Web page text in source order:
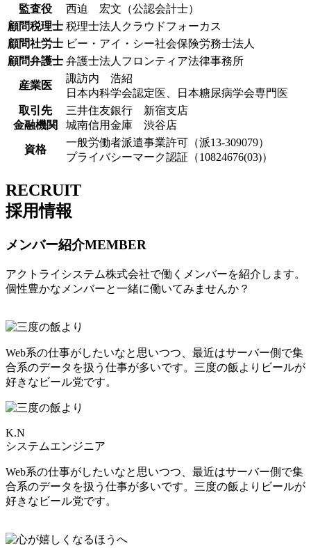
監査役
西迫 宏文（公認会計士）
顧問税理士 税理士法人クラウドフォーカス
顧問社労士 ビー・アイ・シー社会保険労務士法人
顧問弁護士 弁護士法人フロンティア法律事務所
産業医
諏訪内 浩紹
日本内科学会認定医、日本糖尿病学会専門医
取引先
金融機関
三井住友銀行 新宿支店
城南信用金庫 渋谷店
資格
一般労働者派遣事業許可（派13-309079）
プライバシーマーク認証（10824676(03)）
RECRUIT
採用情報
メンバー紹介MEMBER
アクトライシステム株式会社で働くメンバーを紹介します。
個性豊かなメンバーと一緒に働いてみませんか？
Web系の仕事がしたいなと思いつつ、最近はサーバー側で集
合系のデータを扱う仕事が多いです。三度の飯よりビールが
好きなビール党です。
K.N
システムエンジニア
Web系の仕事がしたいなと思いつつ、最近はサーバー側で集
合系のデータを扱う仕事が多いです。三度の飯よりビールが
好きなビール党です。